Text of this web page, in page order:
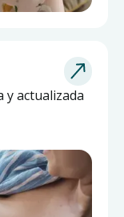
y actualizada